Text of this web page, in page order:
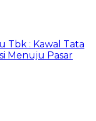
Tbk : Kawal Tata
Menuju Pasar